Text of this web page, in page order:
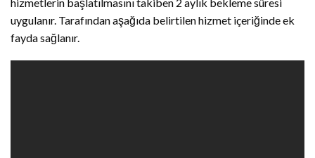
uygulanır. Tarafından aşağıda belirtilen hizmet içeriğinde ek
fayda sağlanır.